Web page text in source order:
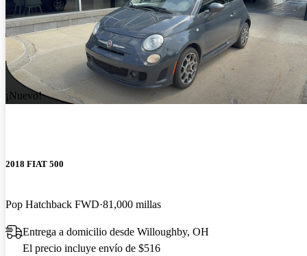
¡Nuevo!
2018 FIAT 500
Pop Hatchback FWD 81,000 millas
Entrega a domicilio desde Willoughby, OH
El precio incluye envío de $516